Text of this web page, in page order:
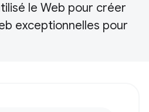
le Web pour créer
exceptionnelles pour